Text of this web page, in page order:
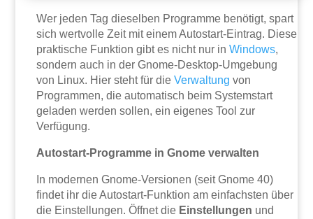
Wer jeden Tag dieselben Programme benötigt, spart
sich wertvolle Zeit mit einem Autostart-Eintrag. Diese
praktische Funktion gibt es nicht nur inWindows,
sondern auch in der Gnome-Desktop-Umgebung
von Linux. Hier steht für dieVerwaltung von
Programmen, die automatisch beim Systemstart
geladen werden sollen, ein eigenes Tool zur
Verfügung.
Autostart-Programme in Gnome verwalten
In modernen Gnome-Versionen (seit Gnome 40)
findet ihr die Autostart-Funktion am einfachsten über
die Einstellungen. Öffnet die Einstellungen und